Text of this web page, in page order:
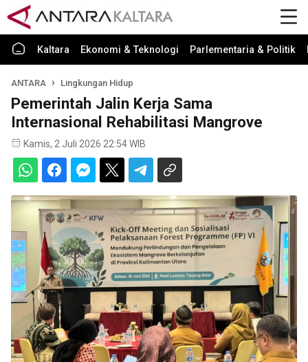
Kaltara Ekonomi & Teknologi Parlementaria & Politik
ANTARA Lingkungan Hidup
Pemerintah Jalin Kerja Sama
Internasional Rehabilitasi Mangrove
Kamis, 2 Juli 2026 22:54 WIB